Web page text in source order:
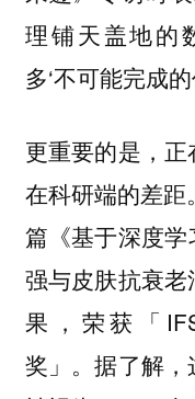
理铺天盖地的
多‘不可能完成
更重要的是，
在科研端的差距
篇《基于深度
强与皮肤抗衰
果，荣获「
奖」。据了解